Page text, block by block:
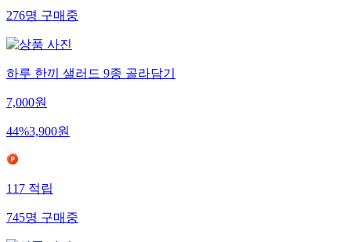
276명구매중
하루 한끼 샐러드 9종 골라담기
7,000원
44%3,900원
117적립
745명구매중